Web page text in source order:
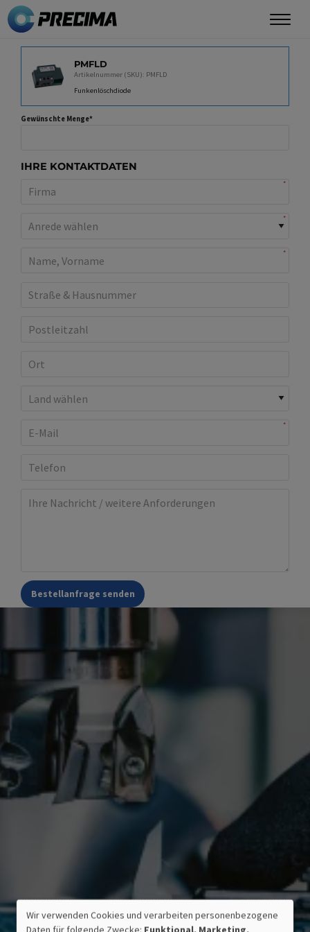
Direkt
zum
PMFLD
Artikelnummer (SKU): PMFLD
Funkenlöschdiode
Gewünschte Menge
IHRE KONTAKTDATEN
VERWENDUNG
Wir verwenden Cookies und verarbeiten personenbezogene
Daten für folgende Zwecke: Funktional, Marketing,